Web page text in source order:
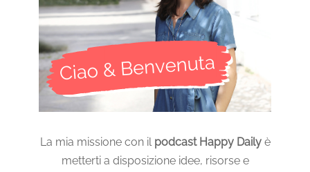
La mia missione con il podcast Happy Dailyè
metterti a disposizione idee, risorse e